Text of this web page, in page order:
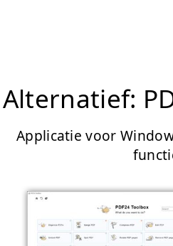
Alternatief:
Applicatie voor